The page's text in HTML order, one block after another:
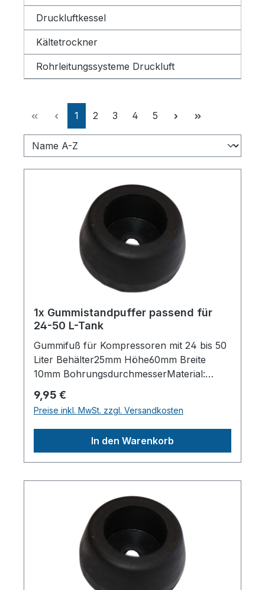
Druckluftkessel
Kältetrockner
Rohrleitungssysteme Druckluft
Seite
1 Seite
2 Seite
3 Seite
4 Seite
5
1x Gummistandpuffer passend für
24-50 L-Tank
Gummifuß für Kompressoren mit 24 bis 50
Liter Behälter25mm Höhe60mm Breite
10mm BohrungsdurchmesserMaterial:
AEROTEC KompressorenFerdinand-
Porsche-Str. 16, 63500 Seligenstadt,
Deutschlandinfo@aerotec.info
Regulärer Preis:
9,95 €
Preise inkl. MwSt. zzgl. Versandkosten
In den Warenkorb